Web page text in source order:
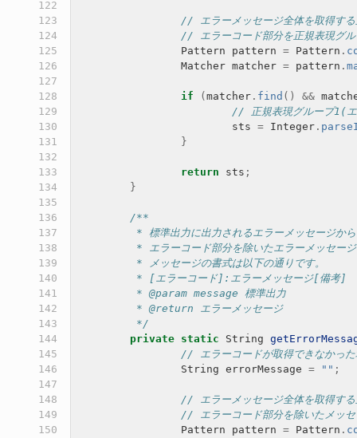
122
123
124
125
126
127
128
129
130
131
132
133
134
135
136
137
138
139
140
141
142
143
144
145
146
147
148
149
150
// エラーメッセージ全体を取得する
// エラーコード部分を正規表現グル
Pattern
pattern = Pattern .
Matcher matcher = pattern .
if ( matcher . find () &&
// 正規表現グループ1(エ
sts = Integer .
}
return sts ;
}
/**
* 標準出力に出力されるエラーメッセージか
* エラーコード部分を除いたエラーメッセー
	 * メッセージの書式は以下の通りです。
	 * [エラーコード]:エラーメッセージ[備考]
	 * @param message 標準出力
	 * @return エラーメッセージ
	 */
private static String
// エラーコードが取得できなかった
String errorMessage = "" ;
// エラーメッセージ全体を取得する
// エラーコード部分を除いたメッセ
Pattern
pattern = Pattern .